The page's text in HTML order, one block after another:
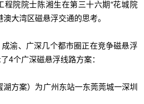
程院院士陈湘生在第三十六期“花城院
大湾区磁悬浮交通的思考。
渝、广深几个都市圈正在竞争磁悬浮
4个广深磁悬浮线路方案：
方案）为广州东站一东莞莞城一深圳